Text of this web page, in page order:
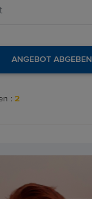
ANGEBOT ABGEBEN
: 2